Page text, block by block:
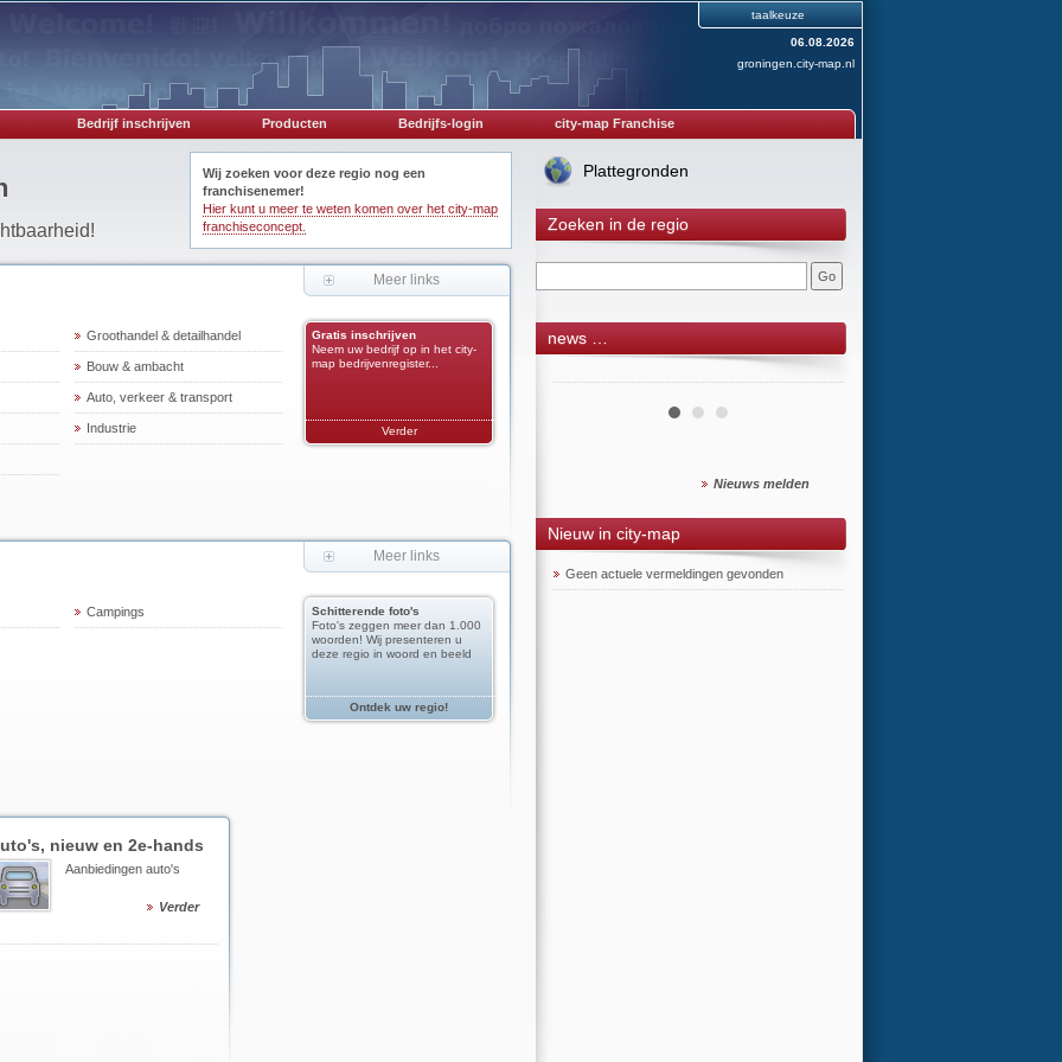
taalkeuze
06.08.2026
groningen.city-map.nl
Bedrijf inschrijven Producten Bedrijfs-login city-map Franchise
Wij zoeken voor deze regio nog een
franchisenemer!
Hier kunt u meer te weten komen over het city-map
franchiseconcept.
Groothandel & detailhandel
Bouw & ambacht
Auto, verkeer & transport
Industrie
Meer links
Gratis inschrijven
Neem uw bedrijf op in het city-
map bedrijvenregister...
Verder
Campings
Schitterende foto's
Foto's zeggen meer dan 1.000
woorden! Wij presenteren u
deze regio in woord en beeld
Ontdek uw regio!
Meer links
nieuw en 2e-hands
Aanbiedingen auto's
Verder
Plattegronden
Zoeken in de regio
news …
Nieuws melden
Nieuw in city-map
Geen actuele vermeldingen gevonden